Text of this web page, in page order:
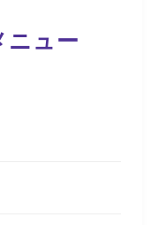
ニュー